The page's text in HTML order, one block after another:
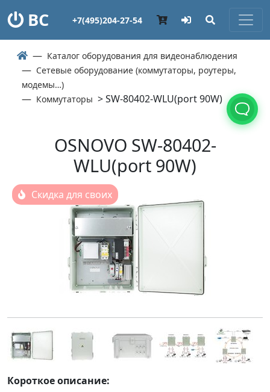
ВС +7(495)204-27-54
Каталог оборудования для видеонаблюдения
Сетевые оборудование (коммутаторы, роутеры,
модемы…)
Коммутаторы > SW-80402-WLU(port 90W)
OSNOVO SW-80402-
WLU(port 90W)
Скидка для своих
Короткое описание: